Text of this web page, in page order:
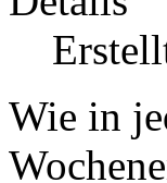
Wie in